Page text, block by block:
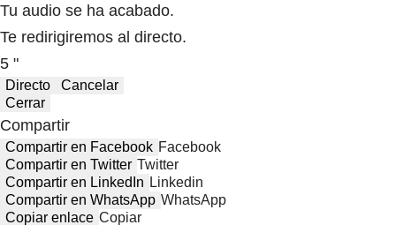
Tu audio se ha acabado.
Te redirigiremos al directo.
5 "
Directo
Cancelar
Cerrar
Compartir
Compartir en Facebook Facebook
Compartir en Twitter Twitter
Compartir en LinkedIn Linkedin
Compartir en WhatsApp WhatsApp
Copiar enlace Copiar